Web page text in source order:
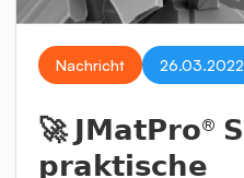
Nachricht 26.03.2022
🚀 𝗝𝗠𝗮𝘁𝗣𝗿𝗼®
𝗽𝗿𝗮𝗸𝘁𝗶𝘀𝗰𝗵𝗲